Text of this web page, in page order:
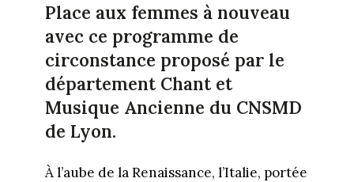
Place aux femmes à nouveau
avec ce programme de
circonstance proposé par le
département Chant et
Musique Ancienne du CNSMD
de Lyon.
À l’aube de la Renaissance, l’Italie, portée